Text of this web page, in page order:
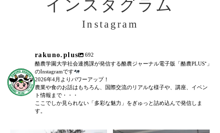
インスタグラム
Instagram
rakuno.plus
692
酪農学園大学社会連携課が発信する酪農ジャーナル電子版「酪農PLUS⁺」
のInstagramです
2026年4月よりパワーアップ！
農業や食のお話はもちろん、国際交流のリアルな様子や、講座、イベン
ト情報まで・・・
ここでしか見られない「多彩な魅力」をぎゅっと詰め込んで発信しま
す。